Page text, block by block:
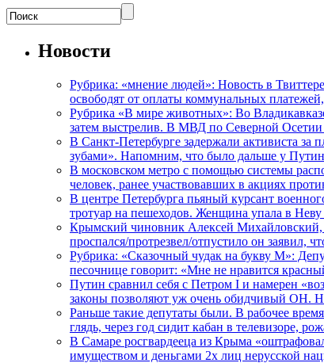
Новости
Рубрика: «мнение людей»: Новость в
освободят от оплаты коммунальных
Рубрика «В мире животных»: Во
затем выстрелив. В МВД по Северной
В Санкт-Петербурге задержали активиста
зубами». Напомним, что было дальше у
В московском метро с помощью системы
человек, ранее участвовавших в акциях
В центре Петербурга пьяный курсант
тротуар на пешеходов. Женщина упала в
Крымский чиновник Алексей Михайловский,
проспался/протрезвел/отпустило он
Рубрика: «Сказочный чудак на букву М»:
песочнице говорит: «Мне не нравится
Путин сравнил себя с Петром I и намерен
законы позволяют уж очень обидчивый ОН.
Раньше такие депутаты были. В рабочее
глядь, через год сидит кабан в телевизоре,
В Самаре росгвардееца из Крыма
имуществом и деньгами 2х лиц нерусской